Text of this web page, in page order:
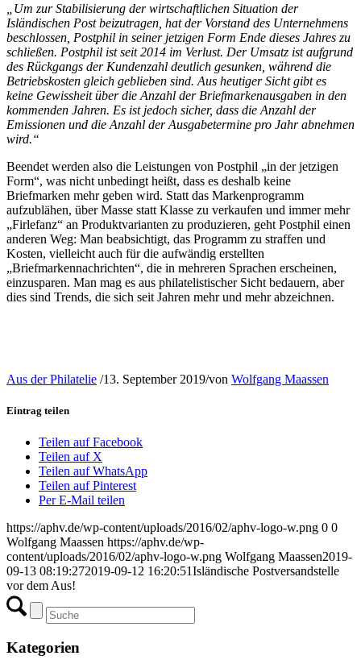
„Um zur Stabilisierung der wirtschaftlichen Situation der
Isländischen Post beizutragen, hat der Vorstand des Unternehmens
beschlossen, Postphil in seiner jetzigen Form Ende dieses Jahres zu
schließen. Postphil ist seit 2014 im Verlust. Der Umsatz ist aufgrund
des Rückgangs der Kundenzahl deutlich gesunken, während die
Betriebskosten gleich geblieben sind. Aus heutiger Sicht gibt es
keine Gewissheit über die Anzahl der Briefmarkenausgaben in den
kommenden Jahren. Es ist jedoch sicher, dass die Anzahl der
Emissionen und die Anzahl der Ausgabetermine pro Jahr abnehmen
wird.“
Beendet werden also die Leistungen von Postphil „in der jetzigen
Form“, was nicht unbedingt heißt, dass es deshalb keine
Briefmarken mehr geben wird. Statt das Markenprogramm
aufzublähen, über Masse statt Klasse zu verkaufen und immer mehr
„Firlefanz“ an Produktvarianten zu produzieren, geht Postphil einen
anderen Weg: Man beabsichtigt, das Programm zu straffen und
Kosten, vielleicht auch für die aufwändig erstellten
„Briefmarkennachrichten“, die in mehreren Sprachen erscheinen,
einzusparen. Man mag es aus philatelistischer Sicht bedauern, aber
dies sind Trends, die sich seit Jahren mehr und mehr abzeichnen.
Aus der Philatelie /13. September 2019/von Wolfgang Maassen
Eintrag teilen
Teilen auf Facebook
Teilen auf X
Teilen auf WhatsApp
Teilen auf Pinterest
Per E-Mail teilen
https://aphv.de/wp-content/uploads/2016/02/aphv-logo-w.png 0 0
Wolfgang Maassen https://aphv.de/wp-
content/uploads/2016/02/aphv-logo-w.png Wolfgang Maassen2019-
09-13 08:19:272019-09-12 16:20:51Isländische Postversandstelle
vor dem Aus!
Kategorien